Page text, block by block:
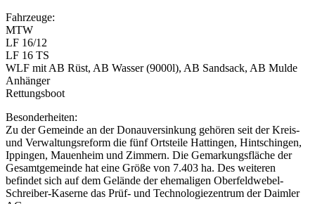
Fahrzeuge:
MTW
LF 16/12
LF 16 TS
WLF mit AB Rüst, AB Wasser (9000l), AB Sandsack, AB Mulde
Anhänger
Rettungsboot
Besonderheiten:
Zu der Gemeinde an der Donauversinkung gehören seit der Kreis-
und Verwaltungsreform die fünf Ortsteile Hattingen, Hintschingen,
Ippingen, Mauenheim und Zimmern. Die Gemarkungsfläche der
Gesamtgemeinde hat eine Größe von 7.403 ha. Des weiteren
befindet sich auf dem Gelände der ehemaligen Oberfeldwebel-
Schreiber-Kaserne das Prüf- und Technologiezentrum der Daimler